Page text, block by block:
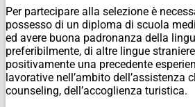
Per partecipare alla selezione è
possesso di un diploma di scuola
ed avere buona padronanza della
preferibilmente, di altre lingue
positivamente una precedente
lavorative nell’ambito dell’assistenza
counseling, dell’accoglienza turistica.